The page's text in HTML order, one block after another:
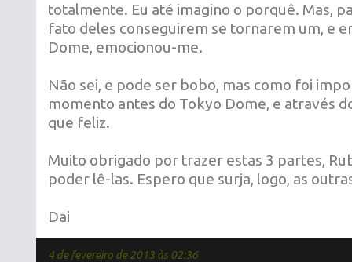
totalmente. Eu até imagino o porquê. Mas,
fato deles conseguirem se tornarem um, e
Dome, emocionou-me.
Não sei, e pode ser bobo, mas como foi
momento antes do Tokyo Dome, e através
que feliz.
Muito obrigado por trazer estas 3 partes,
poder lê-las. Espero que surja, logo, as
Dai
4 de fevereiro de 2013 às 02:36